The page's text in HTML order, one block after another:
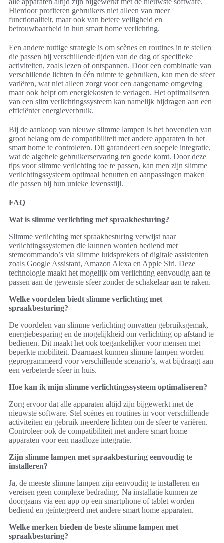
Hierdoor profiteren gebruikers niet alleen van meer
functionaliteit, maar ook van betere veiligheid en
betrouwbaarheid in hun smart home verlichting.
Een andere nuttige strategie is om scènes en routines in te stellen
die passen bij verschillende tijden van de dag of specifieke
activiteiten, zoals lezen of ontspannen. Door een combinatie van
verschillende lichten in één ruimte te gebruiken, kan men de sfeer
variëren, wat niet alleen zorgt voor een aangename omgeving
maar ook helpt om energiekosten te verlagen. Het optimaliseren
van een slim verlichtingssysteem kan namelijk bijdragen aan een
efficiënter energieverbruik.
Bij de aankoop van nieuwe slimme lampen is het bovendien van
groot belang om de compatibiliteit met andere apparaten in het
smart home te controleren. Dit garandeert een soepele integratie,
wat de algehele gebruikerservaring ten goede komt. Door deze
tips voor slimme verlichting toe te passen, kan men zijn slimme
verlichtingssysteem optimaal benutten en aanpassingen maken
die passen bij hun unieke levensstijl.
FAQ
Wat is slimme verlichting met spraakbesturing?
Slimme verlichting met spraakbesturing verwijst naar
verlichtingssystemen die kunnen worden bediend met
stemcommando’s via slimme luidsprekers of digitale assistenten
zoals Google Assistant, Amazon Alexa en Apple Siri. Deze
technologie maakt het mogelijk om verlichting eenvoudig aan te
passen aan de gewenste sfeer zonder de schakelaar aan te raken.
Welke voordelen biedt slimme verlichting met
spraakbesturing?
De voordelen van slimme verlichting omvatten gebruiksgemak,
energiebesparing en de mogelijkheid om verlichting op afstand te
bedienen. Dit maakt het ook toegankelijker voor mensen met
beperkte mobiliteit. Daarnaast kunnen slimme lampen worden
geprogrammeerd voor verschillende scenario’s, wat bijdraagt aan
een verbeterde sfeer in huis.
Hoe kan ik mijn slimme verlichtingssysteem optimaliseren?
Zorg ervoor dat alle apparaten altijd zijn bijgewerkt met de
nieuwste software. Stel scènes en routines in voor verschillende
activiteiten en gebruik meerdere lichten om de sfeer te variëren.
Controleer ook de compatibiliteit met andere smart home
apparaten voor een naadloze integratie.
Zijn slimme lampen met spraakbesturing eenvoudig te
installeren?
Ja, de meeste slimme lampen zijn eenvoudig te installeren en
vereisen geen complexe bedrading. Na installatie kunnen ze
doorgaans via een app op een smartphone of tablet worden
bediend en geïntegreerd met andere smart home apparaten.
Welke merken bieden de beste slimme lampen met
spraakbesturing?